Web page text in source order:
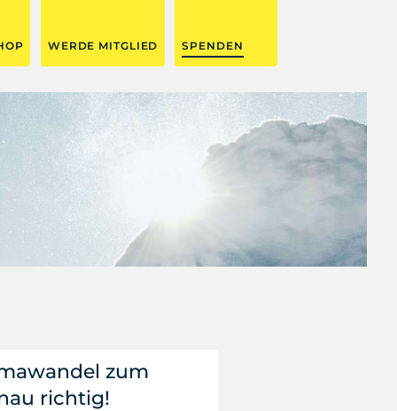
WERDE MITGLIED SPENDEN
zum
richtig!